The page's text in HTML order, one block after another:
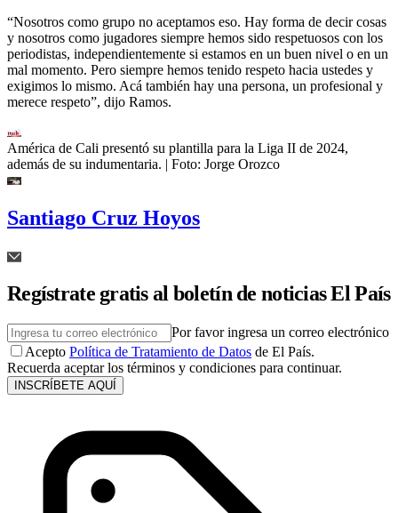
“Nosotros como grupo no aceptamos eso. Hay forma de decir cosas
y nosotros como jugadores siempre hemos sido respetuosos con los
periodistas, independientemente si estamos en un buen nivel o en un
mal momento. Pero siempre hemos tenido respeto hacia ustedes y
exigimos lo mismo. Acá también hay una persona, un profesional y
merece respeto”, dijo Ramos.
América de Cali presentó su plantilla para la Liga II de 2024,
además de su indumentaria. | Foto: Jorge Orozco
Santiago Cruz Hoyos
Regístrate gratis al boletín de noticias El País
Por favor ingresa un correo electrónico
Acepto Política de Tratamiento de Datos de El País.
Recuerda aceptar los términos y condiciones para continuar.
INSCRÍBETE AQUÍ